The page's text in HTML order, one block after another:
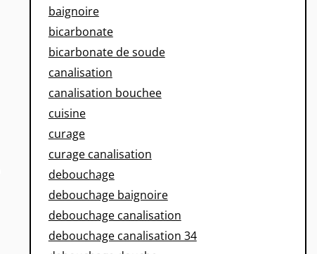
baignoire
bicarbonate
bicarbonate de soude
canalisation
canalisation bouchee
cuisine
curage
curage canalisation
debouchage
debouchage baignoire
debouchage canalisation
debouchage canalisation 34